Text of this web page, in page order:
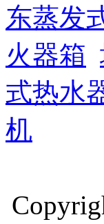
东蒸发
火器箱
式热水
机